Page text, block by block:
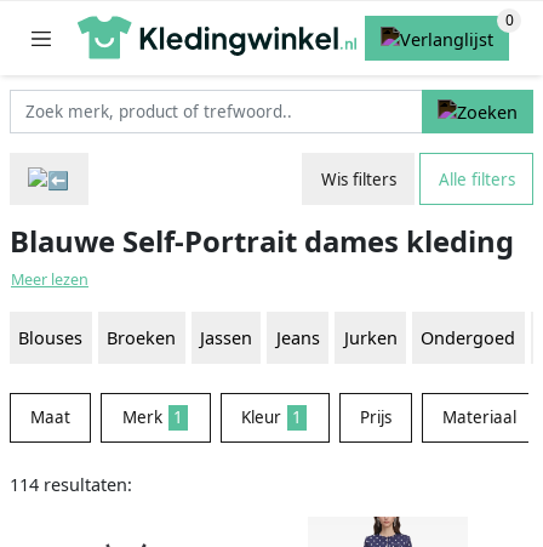
Wis filters Alle filters
Blauwe Self-Portrait dames kleding
Meer lezen
Blouses Broeken Jassen Jeans Jurken Ondergoed
Maat Merk 1 Kleur 1 Prijs Materiaal
114 resultaten: